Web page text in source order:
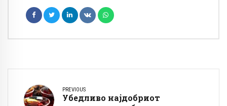
PREVIOUS
Убедливо најдобриот